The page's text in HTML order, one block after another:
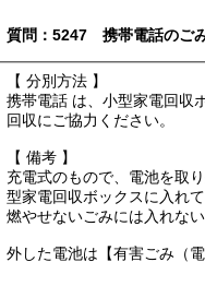
質問：5247 携帯電話のご
【 分別方法 】
携帯電話 は、小型家電回収
回収にご協力ください。
【 備考 】
充電式のもので、電池を取
型家電回収ボックスに入れ
燃やせないごみには入れない
外した電池は【有害ごみ（